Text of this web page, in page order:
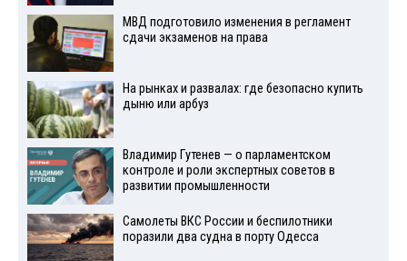
МВД подготовило изменения в регламент
сдачи экзаменов на права
На рынках и развалах: где безопасно купить
дыню или арбуз
Владимир Гутенев — о парламентском
контроле и роли экспертных советов в
развитии промышленности
Самолеты ВКС России и беспилотники
поразили два судна в порту Одесса